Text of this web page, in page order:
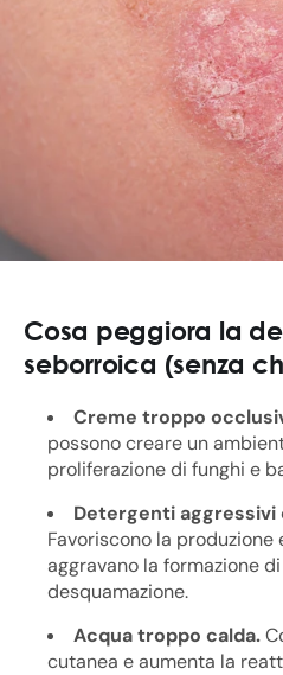
Cosa peggiora la
seborroica (senza
Creme troppo
possono creare un
proliferazione di funghi e
Detergenti aggressivi
Favoriscono la
aggravano la formazione
desquamazione.
Acqua troppo calda.
cutanea e aumenta la